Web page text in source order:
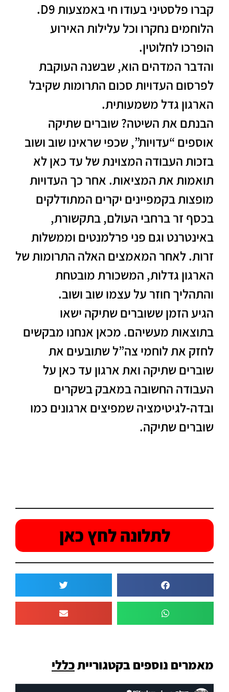
קברו פלסטיני בעודו חי באמצעות D9.
הלוחמים נחקרו וכל עלילות האירוע
הופרכו לחלוטין.
והדבר המדהים הוא, שבשנה העוקבת
לפרסום העדויות סכום התרומות שקיבל
הארגון גדל משמעותית.
הבנתם את השיטה? שוברים שתיקה
אוספים “עדויות”, שכפי שראינו שוב ושוב
בזכות העבודה המצוינת של עד כאן לא
תואמות את המציאות. אחר כך העדויות
מופצות בקמפיינים יקרים המתודלקים
בכסף זר ברחבי העולם, בתקשורת,
באינטרנט וגם פני פרלמנטים וממשלות
זרות. לאחר המאמצים האלה התרומות של
הארגון גדלות, המשכורת מובטחת
והתהליך חוזר על עצמו שוב ושוב.
הגיע הזמן ששוברים שתיקה ישאו
בתוצאות מעשיהם. מכאן אנחנו מבקשים
לחזק את לוחמי צה”ל שתובעים את
שוברים שתיקה ואת ארגון עד כאן על
העבודה החשובה במאבק בשקרים
ובדה-לגיטימציה שמפיצים ארגונים כמו
שוברים שתיקה.
לתלונה לחץ כאן
מאמרים נוספים בקטגורייתכללי